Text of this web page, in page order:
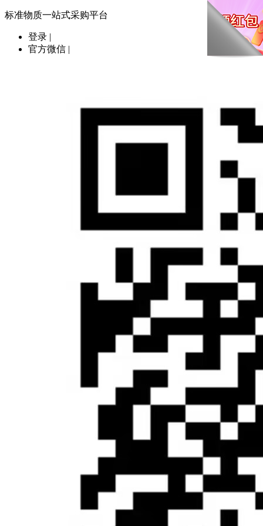
标准物质一站式采购平台
登录 |
官方微信 |